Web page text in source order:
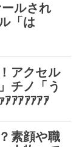
ルされ
「は
アクセル
チノ「う
ｱｱｱｱｱｱ
素顔や職